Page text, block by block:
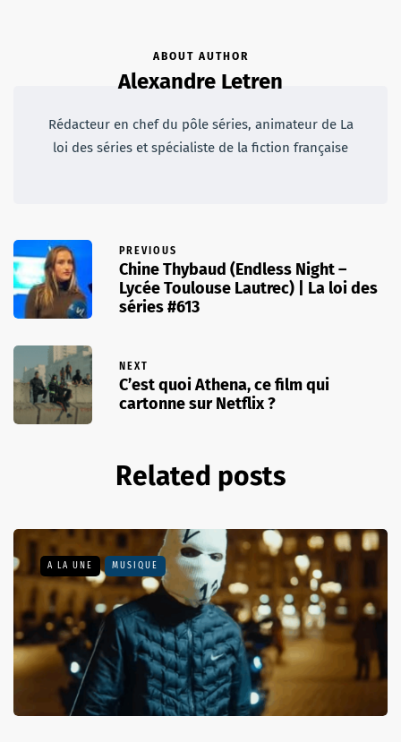
ABOUT AUTHOR
Alexandre Letren
Rédacteur en chef du pôle séries, animateur de La
loi des séries et spécialiste de la fiction française
PREVIOUS
Chine Thybaud (Endless Night –
Lycée Toulouse Lautrec) | La loi des
séries #613
NEXT
C’est quoi Athena, ce film qui
cartonne sur Netflix ?
Related posts
A LA UNE MUSIQUE